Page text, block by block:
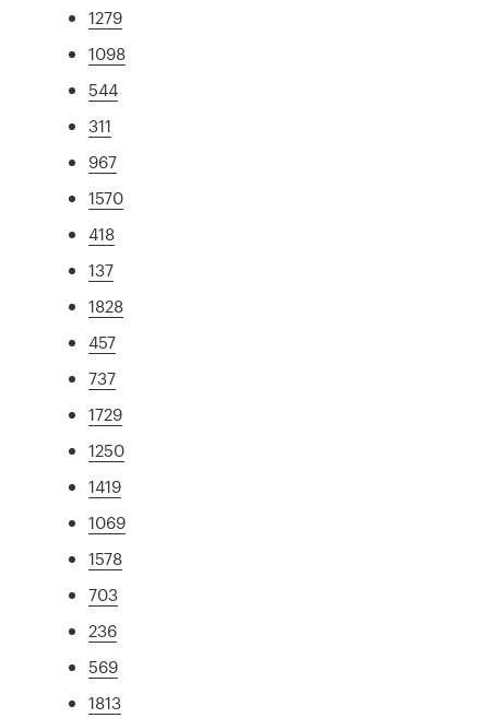
1279
1098
544
311
967
1570
418
137
1828
457
737
1729
1250
1419
1069
1578
703
236
569
1813